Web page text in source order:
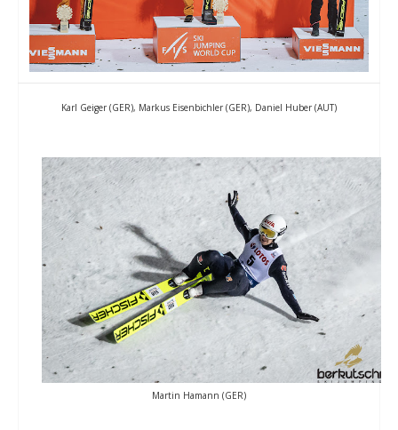
Karl Geiger (GER), Markus Eisenbichler (GER), Daniel Huber (AUT)
Martin Hamann (GER)